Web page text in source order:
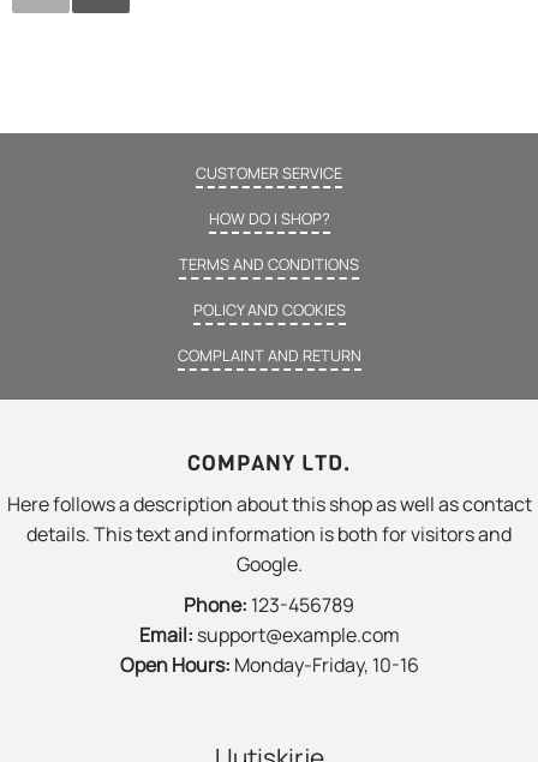
CUSTOMER SERVICE
HOW DO I SHOP?
TERMS AND CONDITIONS
POLICY AND COOKIES
COMPLAINT AND RETURN
COMPANY LTD.
Here follows a description about this shop as well as contact
details. This text and information is both for visitors and
Google.
Phone: 123-456789
Email: support@example.com
Open Hours: Monday-Friday, 10-16